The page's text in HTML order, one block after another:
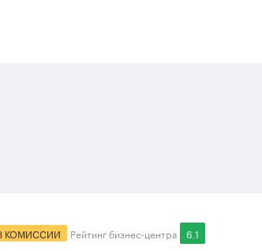
КОМИССИИ Рейтинг бизнес-центра 6.1